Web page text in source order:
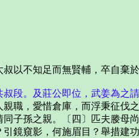
不知足而無賢輔，卒自棄於
段。及莊公即位，武姜為之
，愛惜倉庫，而浮秉征伐
子孫之親。〔四〕匹夫媵
鏡窺影，何施眉目？舉措